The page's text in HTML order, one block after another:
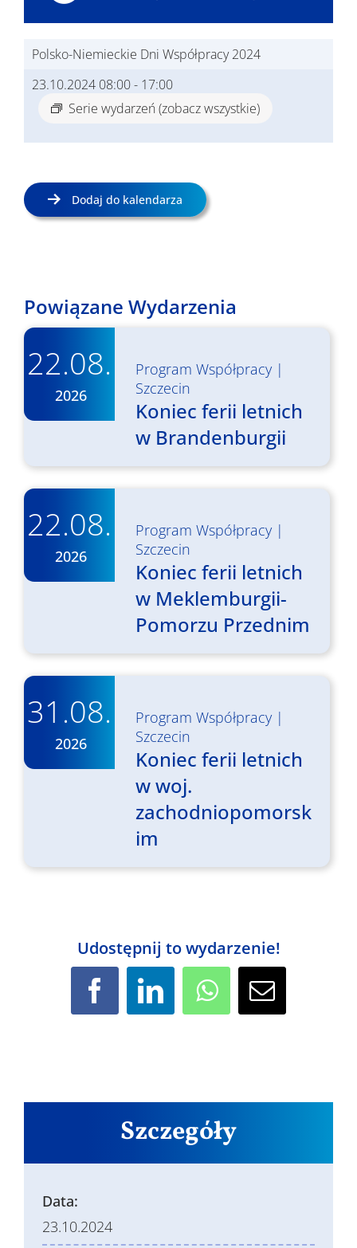
Polsko-Niemieckie Dni Współpracy 2024
23.10.2024 08:00- 17:00
Serie wydarzeń(zobacz wszystkie)
Dodaj do kalendarza
Powiązane Wydarzenia
22.08.
2026
Program Współpracy|
Szczecin
Koniec ferii letnich
w Brandenburgii
22.08.
2026
Program Współpracy|
Szczecin
Koniec ferii letnich
w Meklemburgii-
Pomorzu Przednim
31.08.
2026
Program Współpracy|
Szczecin
Koniec ferii letnich
w woj.
zachodniopomorsk
im
Udostępnij to wydarzenie!
LinkedIn WhatsAppEmail
Szczegóły
Data:
23.10.2024